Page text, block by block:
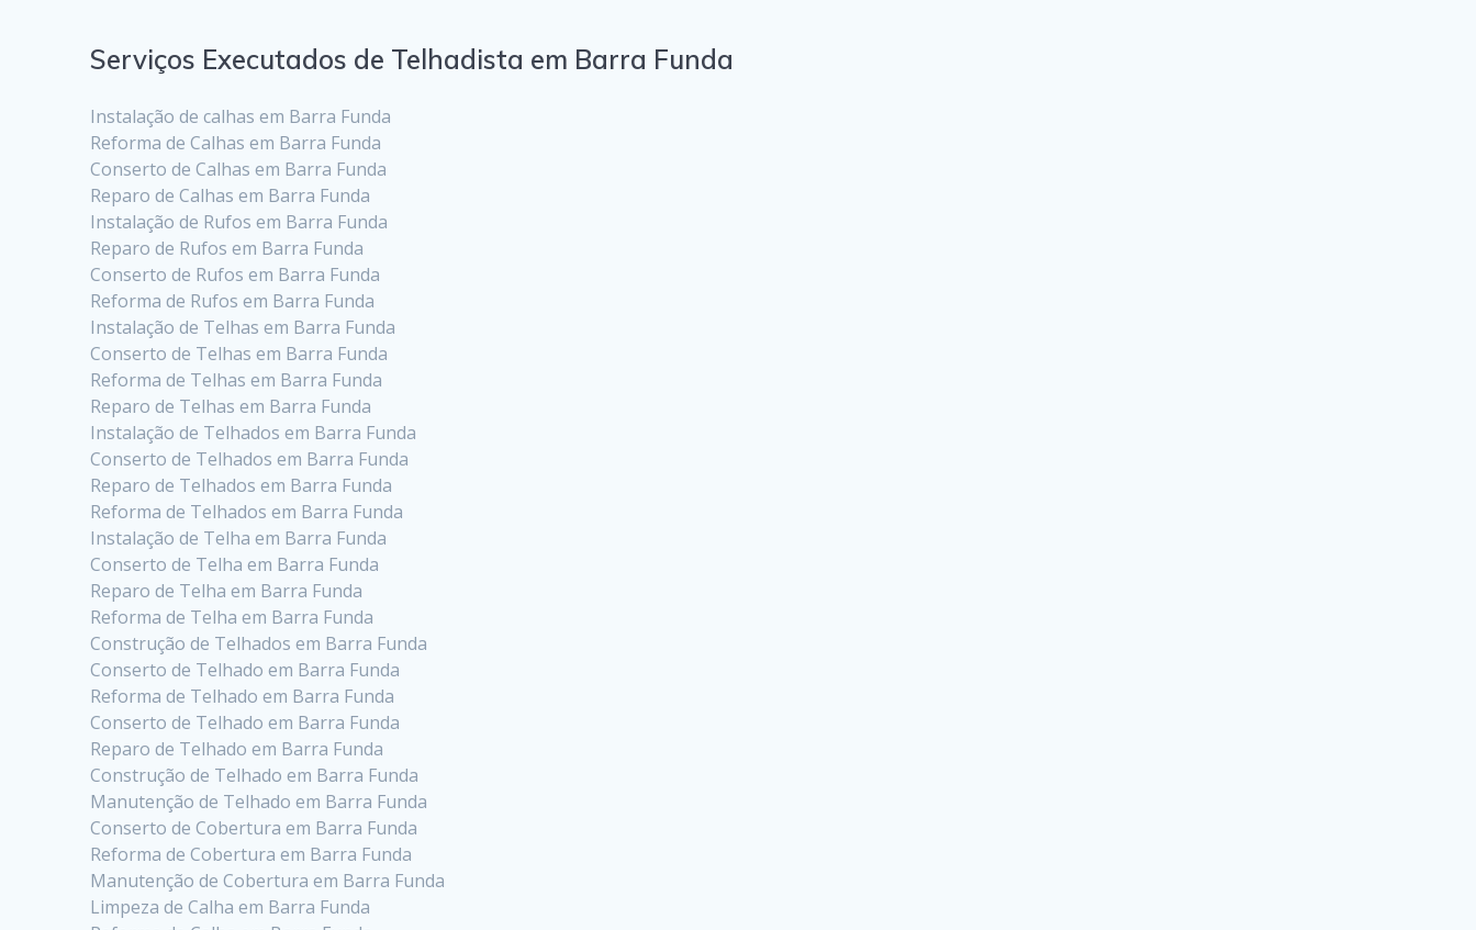
Serviços Executados de Telhadista em Barra Funda
Instalação de calhas em Barra Funda
Reforma de Calhas em Barra Funda
Conserto de Calhas em Barra Funda
Reparo de Calhas em Barra Funda
Instalação de Rufos em Barra Funda
Reparo de Rufos em Barra Funda
Conserto de Rufos em Barra Funda
Reforma de Rufos em Barra Funda
Instalação de Telhas em Barra Funda
Conserto de Telhas em Barra Funda
Reforma de Telhas em Barra Funda
Reparo de Telhas em Barra Funda
Instalação de Telhados em Barra Funda
Conserto de Telhados em Barra Funda
Reparo de Telhados em Barra Funda
Reforma de Telhados em Barra Funda
Instalação de Telha em Barra Funda
Conserto de Telha em Barra Funda
Reparo de Telha em Barra Funda
Reforma de Telha em Barra Funda
Construção de Telhados em Barra Funda
Conserto de Telhado em Barra Funda
Reforma de Telhado em Barra Funda
Conserto de Telhado em Barra Funda
Reparo de Telhado em Barra Funda
Construção de Telhado em Barra Funda
Manutenção de Telhado em Barra Funda
Conserto de Cobertura em Barra Funda
Reforma de Cobertura em Barra Funda
Manutenção de Cobertura em Barra Funda
Limpeza de Calha em Barra Funda